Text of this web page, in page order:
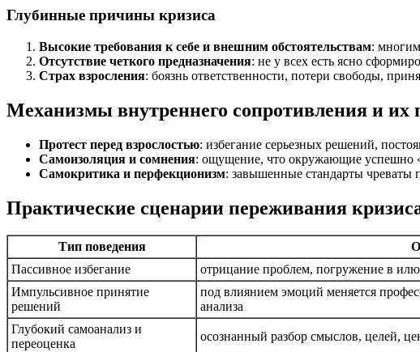
Глубинные причины кризиса
Высокие требования к себе и внешним обстоятельствам: многим
Отсутствие четкого предназначения: не у всех есть ясно
Страх взросления: боязнь ответственности, потери свободы,
Механизмы внутреннего сопротивления и их
Протест перед взрослостью: избегание серьезных решений,
Самоизоляция и сомнения: ощущение, что окружающие успешно
Самокритика и перфекционизм: завышенные стандарты
Практические сценарии переживания
Тип поведения
Пассивное избегание
отрицание проблем, погружение в
Импульсивное принятие
решений
под влиянием эмоций меняется
анализа
Глубокий самоанализ и
переоценка
осознанный разбор смыслов, целей,